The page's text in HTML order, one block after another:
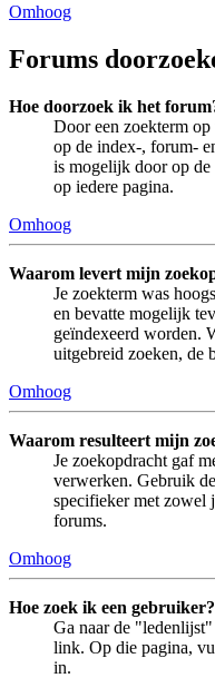
Omhoog
Forums
Hoe doorzoek ik het
Door een zoekterm
op de index-, forum-
is mogelijk door op
op iedere pagina.
Omhoog
Waarom levert mijn
Je zoekterm was
en bevatte mogelijk
geïndexeerd worden.
uitgebreid zoeken, de
Omhoog
Waarom resulteert mijn
Je zoekopdracht gaf
verwerken. Gebruik
specifieker met zowel
forums.
Omhoog
Hoe zoek ik een gebruiker?
Ga naar de
link. Op die pagina,
in.